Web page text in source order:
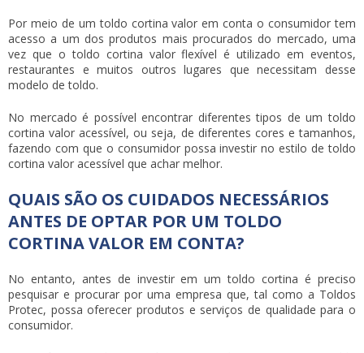
Por meio de umtoldo cortina valor em conta o consumidor tem
acesso a um dos produtos mais procurados do mercado, uma
vez que otoldo cortina valorflexível é utilizado em eventos,
restaurantes e muitos outros lugares que necessitam desse
modelo de toldo.
No mercado é possível encontrar diferentes tipos de umtoldo
cortina valor acessível, ou seja, de diferentes cores e tamanhos,
fazendo com que o consumidor possa investir no estilo detoldo
cortina valor acessível que achar melhor.
QUAIS SÃO OS CUIDADOS NECESSÁRIOS
ANTES DE OPTAR POR UM TOLDO
CORTINA VALOR EM CONTA?
No entanto, antes de investir em um toldo cortina é preciso
pesquisar e procurar por uma empresa que, tal como a Toldos
Protec, possa oferecer produtos e serviços de qualidade para o
consumidor.